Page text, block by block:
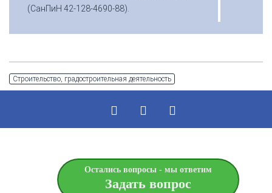
(СанПиН 42-128-4690-88).
Строительство, градостроительная деятельность
Остались вопросы - мы ответим
Задать вопрос